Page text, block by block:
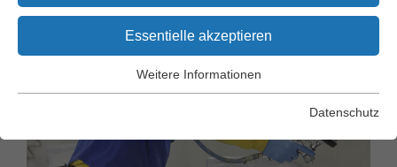
TrocknenEssentielle akzeptieren
Essentielle Cookies werden für grundlegende Funktionen der
Webseite einwandfrei funktioniert.
Weitere Informationen
Datenschutz